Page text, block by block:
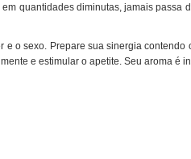
em quantidades diminutas, jamais
o sexo. Prepare sua sinergia
e estimular o apetite. Seu aroma é